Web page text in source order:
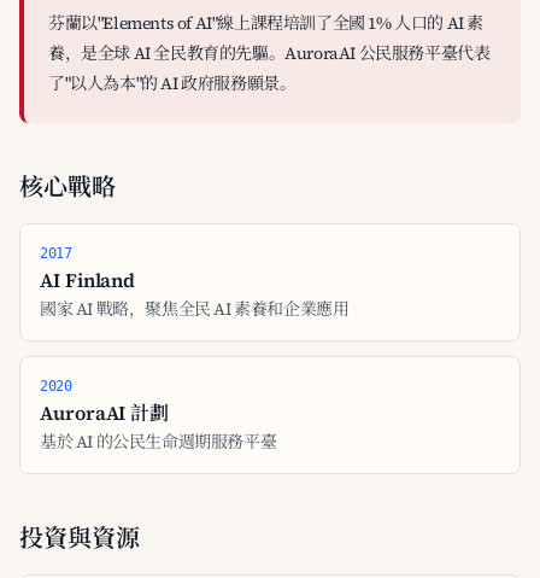
芬蘭以"Elements of AI"線上課程培訓了全國 1% 人口的 AI 素
養，是全球 AI 全民教育的先驅。AuroraAI 公民服務平臺代表
了"以人為本"的 AI 政府服務願景。
核心戰略
2017
AI Finland
國家 AI 戰略，聚焦全民 AI 素養和企業應用
2020
AuroraAI 計劃
基於 AI 的公民生命週期服務平臺
投資與資源